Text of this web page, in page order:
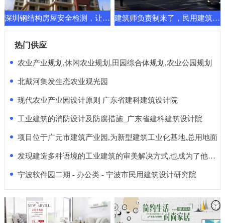
深圳钢结构房屋安全检测，让建筑换发新的功能要求 建筑师负责制来了，民用建筑先行一步！天堂还是地狱
热门供应
农业产业规划,休闲农业规划,田园综合体规划,农业公园规划
北戴河集发生态农业观光园
现代农业产业园设计原则 广东省建科建筑设计院
工业建筑的消防设计及防腐措施_广东省建科建筑设计院
项目位于广元市建筑产业园,为新型建筑工业化基地,总用地面
发现建造多种语境的工业建筑的审美解决方式,也成为了他的使命
宁波软件园二期 - 办公类 - 宁波市民用建筑设计研究院